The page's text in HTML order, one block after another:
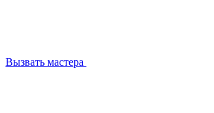
Вызвать мастера